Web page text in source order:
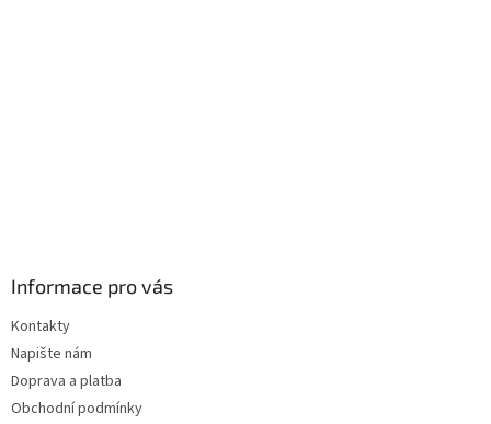
Informace pro vás
Kontakty
Napište nám
Doprava a platba
Obchodní podmínky